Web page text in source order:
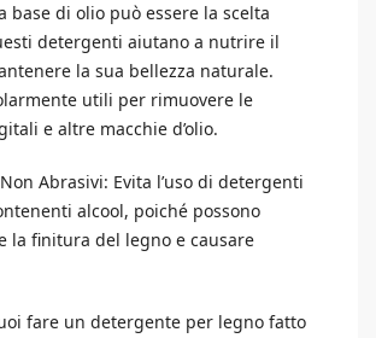
base di olio può essere la scelta
detergenti aiutano a nutrire il
la sua bellezza naturale.
utili per rimuovere le
e altre macchie d’olio.
Abrasivi: Evita l’uso di detergenti
alcool, poiché possono
la finitura del legno e causare
fare un detergente per legno fatto